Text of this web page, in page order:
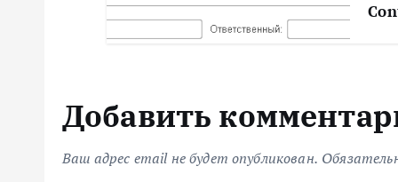
Добавить
Ваш адрес email не будет опубликован.